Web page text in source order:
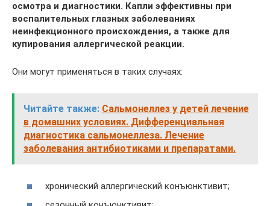
осмотра и диагностики. Капли эффективны при
воспалительных глазных заболеваниях
неинфекционного происхождения, а также для
купирования аллергической реакции.
Они могут применяться в таких случаях:
Читайте также: Сальмонеллез у детей лечение
в домашних условиях. Дифференциальная
диагностика сальмонеллеза. Лечение
заболевания антибиотиками и препаратами.
хронический аллергический конъюнктивит;